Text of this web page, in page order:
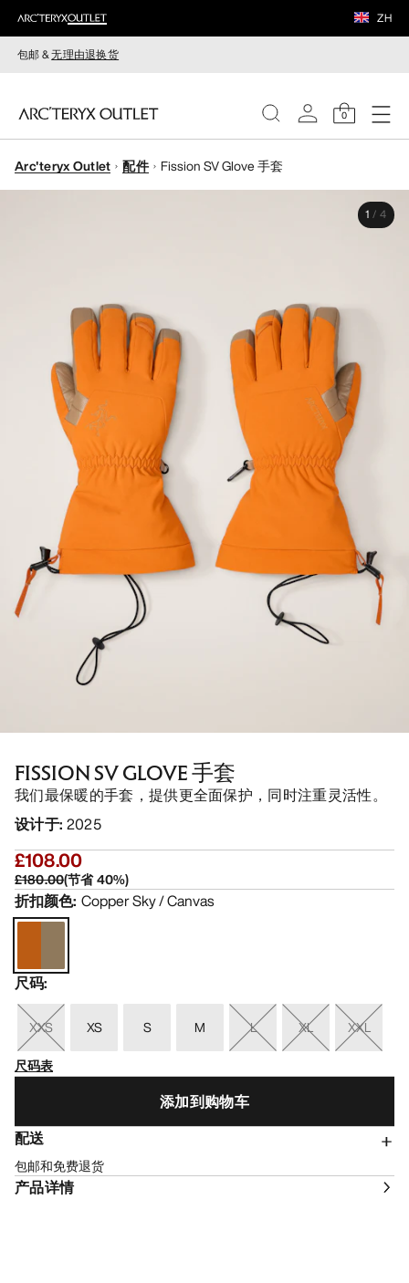
ZH
包邮 &无理由退换货
0
女装
Arc'teryx Outlet 配件 Fission SV Glove 手套
1 / 4
FISSION SV GLOVE 手套
我们最保暖的手套，提供更全面保护，同时注重灵活性。
设计于: 2025
£108.00
£180.00(节省40%)
折扣颜色: Copper Sky / Canvas
尺码:
XXS XS S M L XL
XXL
尺码表
添加到购物车
配送
包邮和免费退货
产品详情